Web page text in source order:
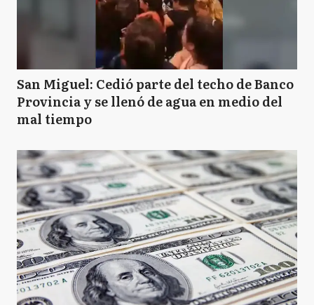
San Miguel: Cedió parte del techo de Banco
Provincia y se llenó de agua en medio del
mal tiempo